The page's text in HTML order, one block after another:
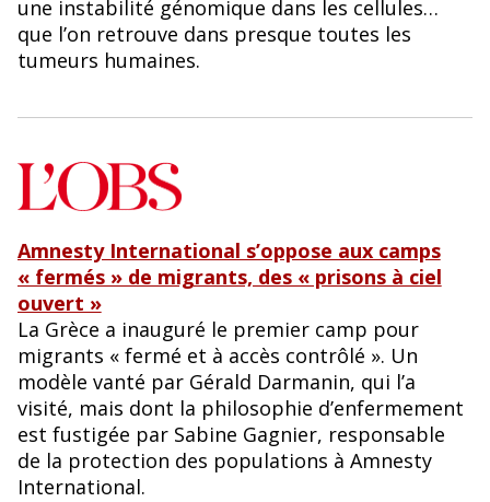
une instabilité génomique dans les cellules…
que l’on retrouve dans presque toutes les
tumeurs humaines.
Amnesty International s’oppose aux camps
« fermés » de migrants, des « prisons à ciel
ouvert »
La Grèce a inauguré le premier camp pour
migrants « fermé et à accès contrôlé ». Un
modèle vanté par Gérald Darmanin, qui l’a
visité, mais dont la philosophie d’enfermement
est fustigée par Sabine Gagnier, responsable
de la protection des populations à Amnesty
International.